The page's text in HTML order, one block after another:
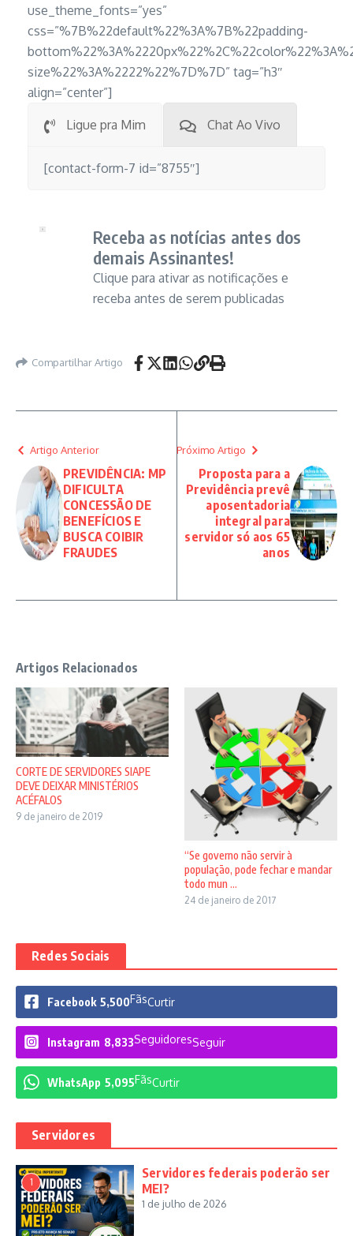
use_theme_fonts=”yes”
css=”%7B%22default%22%3A%7B%22padding-
size%22%3A%2222%22%7D%7D” tag=”h3″
align=”center”]
Ligue pra Mim Chat Ao Vivo
[contact-form-7 id=”8755″]
Receba as notícias antes dos
demais Assinantes!
Clique para ativar as notificações e
receba antes de serem publicadas
Compartilhar Artigo
Artigo Anterior
PREVIDÊNCIA: MP
DIFICULTA
CONCESSÃO DE
BENEFÍCIOS E
BUSCA COIBIR
FRAUDES
Próximo Artigo
Proposta para a
Previdência prevê
aposentadoria
integral para
servidor só aos 65
anos
Artigos Relacionados
CORTE DE SERVIDORES SIAPE
DEVE DEIXAR MINISTÉRIOS
ACÉFALOS
9 de janeiro de 2019
“Se governo não servir à
população, pode fechar e mandar
todo mun ...
24 de janeiro de 2017
Redes Sociais
Facebook 5,500FãsCurtir
Instagram 8,833SeguidoresSeguir
WhatsApp 5,095FãsCurtir
Servidores
1
Servidores federais poderão ser
MEI?
1 de julho de 2026